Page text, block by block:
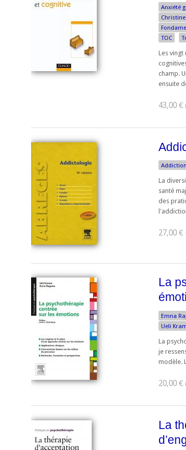
Anxiété
TOC
Les
champ.
ensuite
43,00 €
Addiction
La
santé
des
27,00 €
La
Emna
Ueli
La
je
modèle.
20,00 €
La